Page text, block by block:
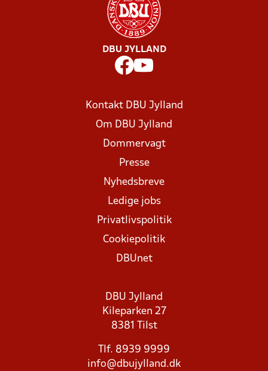
DBU JYLLAND
Kontakt DBU Jylland
Om DBU Jylland
Dommervagt
Presse
Nyhedsbreve
Ledige jobs
Privatlivspolitik
Cookiepolitik
DBUnet
DBU Jylland
Kileparken 27
8381 Tilst
Tlf. 8939 9999
info@dbujylland.dk